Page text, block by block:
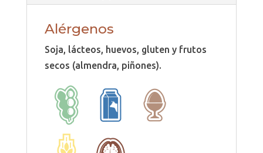
Alérgenos
Soja, lácteos, huevos, gluten y frutos
secos (almendra, piñones).